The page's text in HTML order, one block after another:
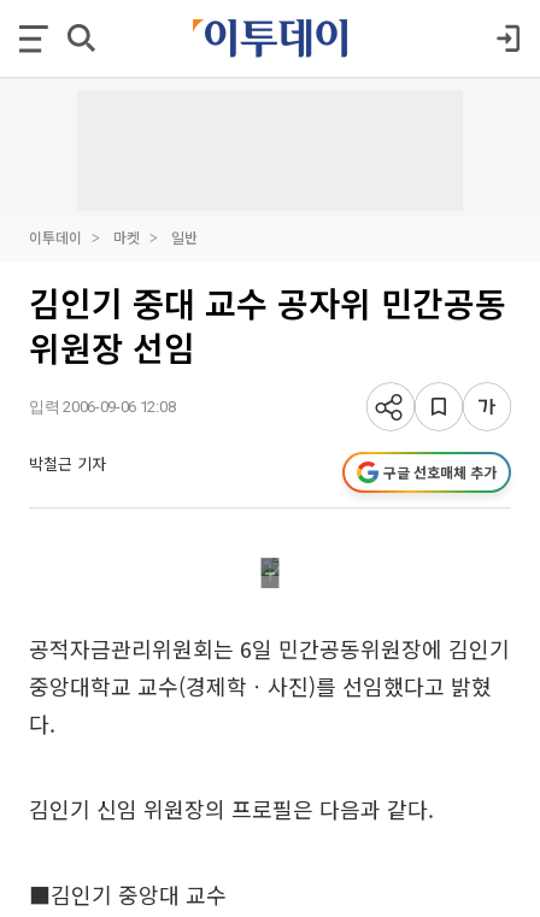
이투데이 마켓 일반
김인기 중대 교수 공자위 민간공동
위원장 선임
입력 2006-09-06 12:08
박철근 기자 구글 선호매체 추가
공적자금관리위원회는 6일 민간공동위원장에 김인기
중앙대학교 교수(경제학ㆍ사진)를 선임했다고 밝혔
다.
김인기 신임 위원장의 프로필은 다음과 같다.
■김인기 중앙대 교수